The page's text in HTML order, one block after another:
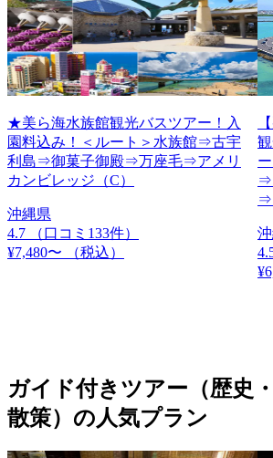
★美ら海水族館観光バスツアー！入
園料込み！＜ルート＞水族館⇒古宇
利島⇒御菓子御殿⇒万座毛⇒アメリ
カンビレッジ（C）
沖縄県
4.7
（口コミ133件）
¥7,480〜
（税込）
⇒
⇒
ガイド付きツアー（歴史
散策）の人気プラン